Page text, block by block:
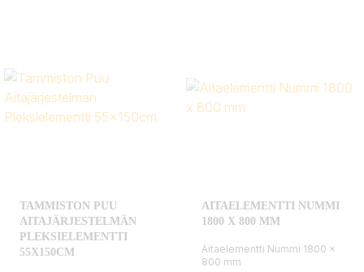
TAMMISTON PUU
AITAJÄRJESTELMÄN
PLEKSIELEMENTTI
55X150CM
AITAELEMENTTI NUMMI
1800 X 800 MM
Aitaelementti Nummi 1800 x
800 mm